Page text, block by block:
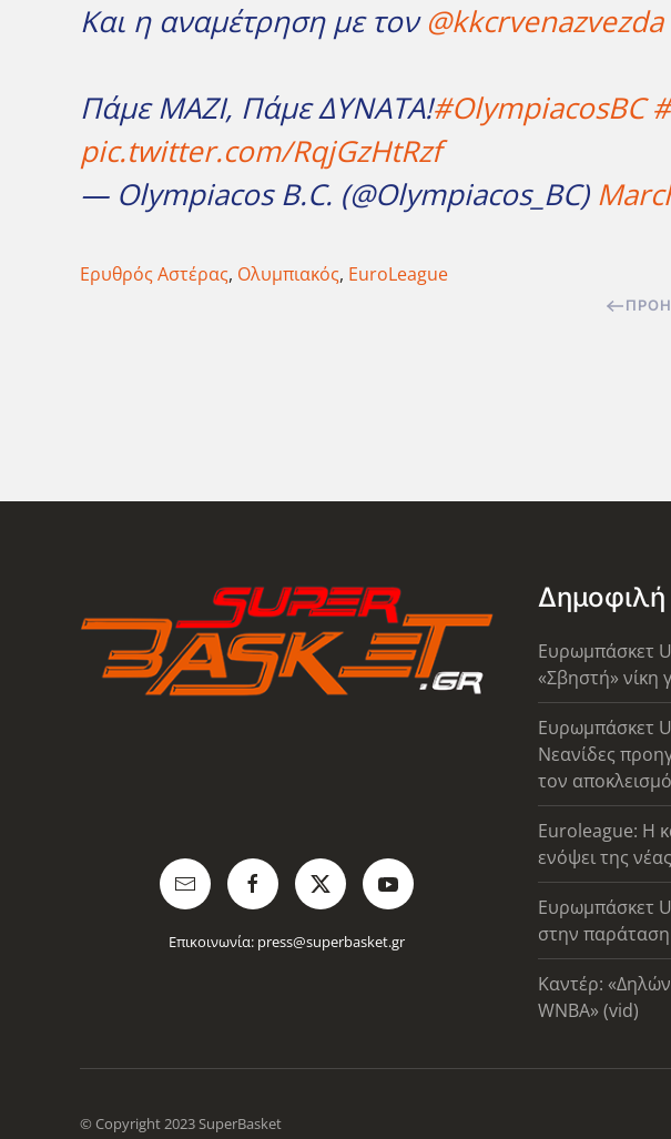
Και η αναμέτρηση με τον@kkcrvenazvezda
Πάμε ΜΑΖΙ, Πάμε ΔΥΝΑΤΑ!#OlympiacosBC
pic.twitter.com/RqjGzHtRzf
— Olympiacos B.C. (@Olympiacos_BC)
Ερυθρός Αστέρας, Ολυμπιακός, EuroLeague
Επικοινωνία: press@superbasket.gr
Ευρωμπάσκετ
«Σβηστή» νίκη
Ευρωμπάσκετ
Νεανίδες
τον
Euroleague: Η
ενόψει της
Ευρωμπάσκετ
στην
Καντέρ:
WNBA» (vid)
© Copyright 2023 SuperBasket